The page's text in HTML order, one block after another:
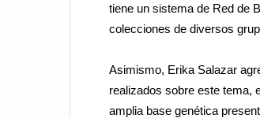
tiene un sistema de Red de
colecciones de diversos
Asimismo, Erika Salazar
realizados sobre este tema,
amplia base genética